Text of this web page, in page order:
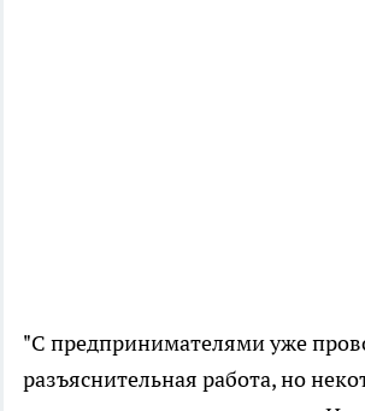
"С предпринимателями уже
разъяснительная работа, но